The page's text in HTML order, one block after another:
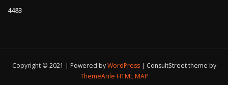
4483
Copyright © 2021 | Powered byWordPress
ConsultStreet theme by
ThemeArile HTML MAP